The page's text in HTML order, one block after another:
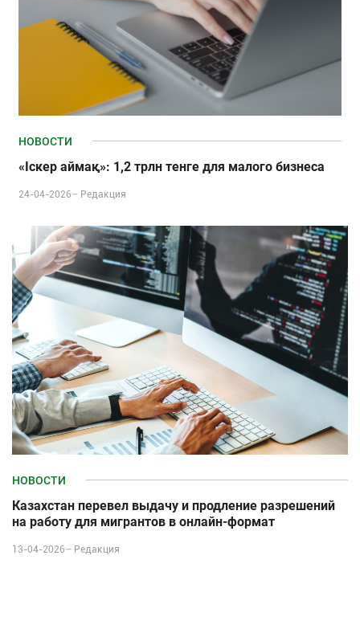
НОВОСТИ
«Іскер аймақ»: 1,2 трлн тенге для малого бизнеса
24-04-2026– Редакция
НОВОСТИ
Казахстан перевел выдачу и продление разрешений
на работу для мигрантов в онлайн-формат
13-04-2026– Редакция